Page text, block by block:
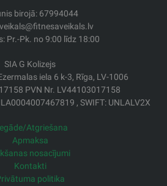
birojā: 67994044
Pr.-Pk. no 9:00 līdz 18:00
SIA G Kolizejs
iela 6 k-3, Rīga, LV-1006
PVN Nr. LV44103017158
, SWIFT: UNLALV2X
Atgriešana
Apmaksa
nosacījumi
Kontakti
politika